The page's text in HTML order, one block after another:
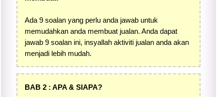
Ada 9 soalan yang perlu anda jawab untuk
memudahkan anda membuat jualan. Anda dapat
jawab 9 soalan ini, insyallah aktiviti jualan anda akan
menjadi lebih mudah.
BAB 2 : APA & SIAPA?